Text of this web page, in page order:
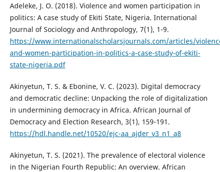
Adeleke, J. O. (2018). Violence and women participation in
politics: A case study of Ekiti State, Nigeria. International
Journal of Sociology and Anthropology, 7(1), 1-9.
https://www.internationalscholarsjournals.com/articles/
and-women-participation-in-politics-a-case-study-of-ekiti-
state-nigeria.pdf
Akinyetun, T. S. & Ebonine, V. C. (2023). Digital democracy
and democratic decline: Unpacking the role of digitalization
in undermining democracy in Africa. African Journal of
Democracy and Election Research, 3(1), 159-191.
https://hdl.handle.net/10520/ejc-aa_ajder_v3_n1_a8
Akinyetun, T. S. (2021). The prevalence of electoral violence
in the Nigerian Fourth Republic: An overview. African